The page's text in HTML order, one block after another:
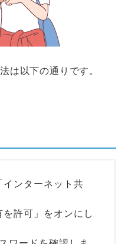
は以下の通りです。
ンターネット共
を許可」をオンにし